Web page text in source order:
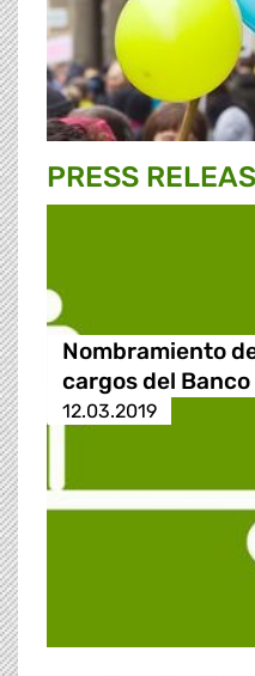
PRESS
Nombramiento
cargos del
12.03.2019